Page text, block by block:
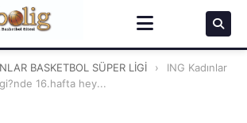
BASKETBOL SÜPER LİGİ ›
ING Kadınlar
16.hafta hey...